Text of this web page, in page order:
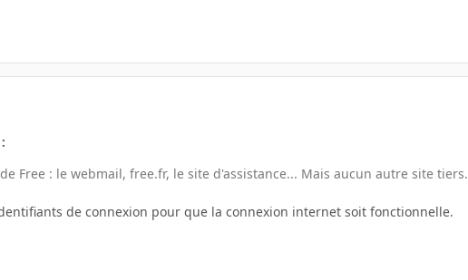
Free : le webmail, free.fr, le site d'assistance... Mais aucun autre site tiers.
de connexion pour que la connexion internet soit fonctionnelle.